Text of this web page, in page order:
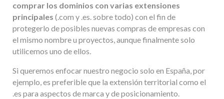
comprar los dominios con varias extensiones
principales (.com y .es. sobre todo) con el fin de
protegerlo de posibles nuevas compras de empresas con
el mismo nombre u proyectos, aunque finalmente solo
utilicemos uno de ellos.
Si queremos enfocar nuestro negocio solo en España, por
ejemplo, es preferible que la extensión territorial como el
.es para aspectos de marca y de posicionamiento.